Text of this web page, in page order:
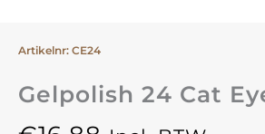
Artikelnr: CE24
Gelpolish 24 Cat